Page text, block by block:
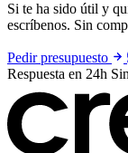
Si te ha sido útil y
escríbenos. Sin
Pedir presupuesto
Respuesta en 24h